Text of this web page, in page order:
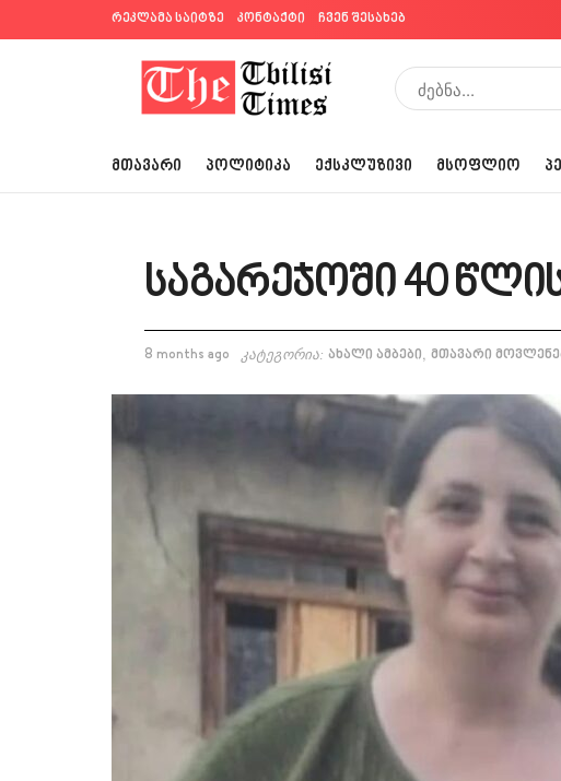
რეკლამა საიტზე კონტაქტი ჩვენ შესახებ
ᲛᲗᲐᲕᲐᲠᲘ ᲞᲝᲚᲘᲢᲘᲙᲐ ᲔᲥᲡᲙᲚᲣᲖᲘᲕᲘ ᲛᲡᲝᲤᲚᲘᲝ
საგარეჯოში 40
8 months ago კატეგორია: ახალი ამბები, მთავარი